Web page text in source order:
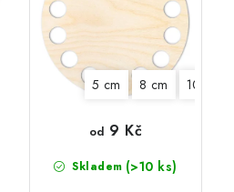
5 cm 8 cm 10 cm
Skladem (>10 ks)
od 9 Kč